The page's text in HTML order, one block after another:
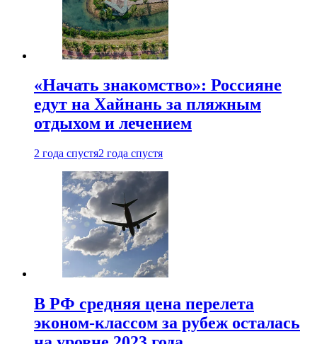
«Начать знакомство»: Россияне
едут на Хайнань за пляжным
отдыхом и лечением
2 года спустя2 года спустя
В РФ средняя цена перелета
эконом-классом за рубеж осталась